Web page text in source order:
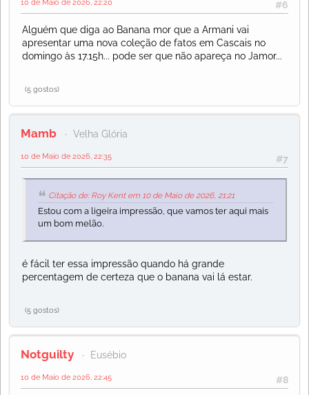
#6
10 de Maio de 2026, 22:20
Alguém que diga ao Banana mor que a Armani vai
apresentar uma nova coleção de fatos em Cascais no
domingo às 17.15h... pode ser que não apareça no Jamor...
(5 gostos)
Mamb Velha Glória
#7
10 de Maio de 2026, 22:35
Citação de: Roy Kent em 10 de Maio de 2026, 21:21
Estou com a ligeira impressão, que vamos ter aqui mais
um bom melão.
é fácil ter essa impressão quando há grande
percentagem de certeza que o banana vai lá estar.
(5 gostos)
Notguilty Eusébio
#8
10 de Maio de 2026, 22:45